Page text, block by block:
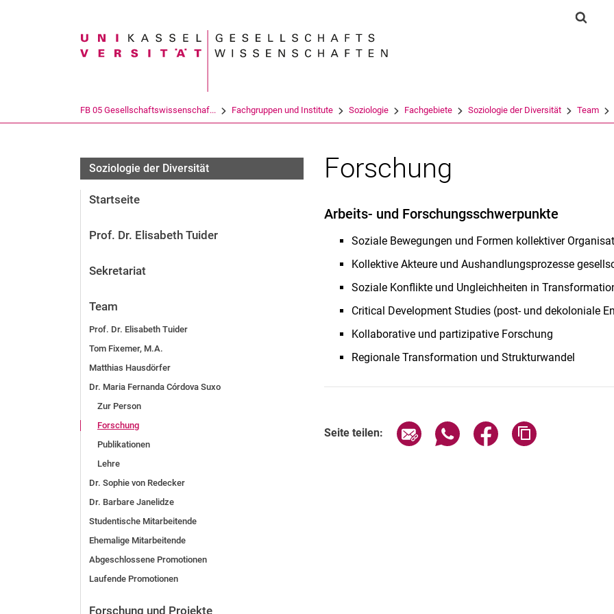
Springe direkt zu: Inhalt
Springe direkt zu: Suche
Springe direkt zu:
Suchbegriff
FB 05 Gesellschaftswissenschaf... Fachgruppen und Institute Soziologie Fachgebiete Soziologie der Diversität Team
Soziologie der Diversität
Startseite
Prof. Dr. Elisabeth Tuider
Sekretariat
Team
Prof. Dr. Elisabeth Tuider
Tom Fixemer, M.A.
Matthias Hausdörfer
Dr. Maria Fernanda Córdova Suxo
Zur Person
Forschung
Publikationen
Lehre
Dr. Sophie von Redecker
Dr. Barbare Janelidze
Studentische Mitarbeitende
Ehemalige Mitarbeitende
Abgeschlossene Promotionen
Laufende Promotionen
Forschung und Projekte
Forschung
Arbeits- und Forschungsschwerpunkte
Soziale Bewegungen und Formen kollektiver
Kollektive Akteure und Aushandlungsprozesse
Soziale Konflikte und Ungleichheiten in
Critical Development Studies (post- und dekoloniale
Kollaborative und partizipative Forschung
Regionale Transformation und Strukturwandel
Seite teilen: Seite über E-Mail teilen
Seite über WhatsApp teilen
Seite über Facebook